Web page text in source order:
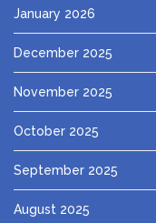
January 2026
December 2025
November 2025
October 2025
September 2025
August 2025